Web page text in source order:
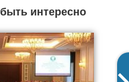
интересно